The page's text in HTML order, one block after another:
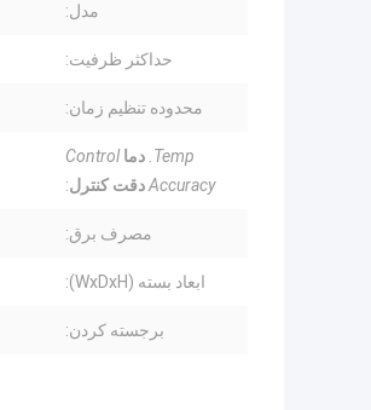
مدل:
حداکثر ظرفیت:
محدوده تنظیم زمان:
Temp. دما Control
Accuracyدقت کنترل:
مصرف برق:
ابعاد بسته (WxDxH):
برجسته کردن: